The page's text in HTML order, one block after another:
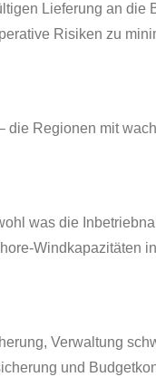
Lieferung an die
Risiken zu
die Regionen mit
was die
Windkapazitäten
Verwaltung
und